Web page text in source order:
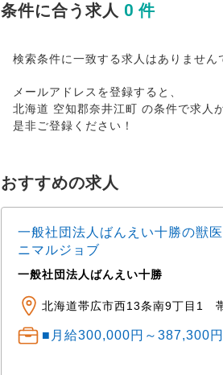
条件に合う求人 0 件
検索条件に一致する求人はありません
メールアドレスを登録すると、
北海道 空知郡奈井江町 の条件で求人
是非ご登録ください！
おすすめの求人
一般社団法人ばんえい十勝の獣
ニマルジョブ
一般社団法人ばんえい十勝
北海道帯広市西13条南9丁目1
■月給300,000円～387,300